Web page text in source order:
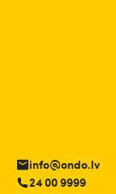
info@ondo.lv
24 00 9999